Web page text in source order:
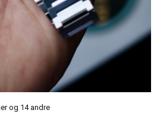
og 14 andre